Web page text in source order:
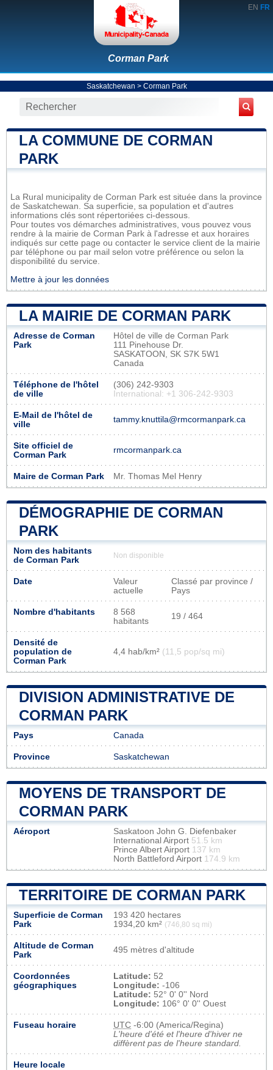
EN FR
Corman Park
Saskatchewan > Corman Park
LA COMMUNE DE CORMAN
PARK
La Rural municipality de Corman Park est située dans la province
de Saskatchewan. Sa superficie, sa population et d'autres
informations clés sont répertoriées ci-dessous.
Pour toutes vos démarches administratives, vous pouvez vous
rendre à la mairie de Corman Park à l'adresse et aux horaires
indiqués sur cette page ou contacter le service client de la mairie
par téléphone ou par mail selon votre préférence ou selon la
disponibilité du service.
Mettre à jour les données
LA MAIRIE DE CORMAN PARK
Adresse de Corman
Park
Hôtel de ville de Corman Park
111 Pinehouse Dr.
SASKATOON, SK S7K 5W1
Canada
Téléphone de l'hôtel
de ville
(306) 242-9303
International: +1 306-242-9303
E-Mail de l'hôtel de
ville
tammy.knuttila@rmcormanpark.ca
Site officiel de
Corman Park
rmcormanpark.ca
Maire de Corman Park Mr. Thomas Mel Henry
DÉMOGRAPHIE DE CORMAN
PARK
Nom des habitants
de Corman Park
Non disponible
Date
Valeur
actuelle
Classé par province /
Pays
Nombre d'habitants
8 568
habitants
19 / 464
Densité de
population de
Corman Park
4,4 hab/km² (11,5 pop/sq mi)
DIVISION ADMINISTRATIVE DE
CORMAN PARK
Pays Canada
Province Saskatchewan
MOYENS DE TRANSPORT DE
CORMAN PARK
Aéroport
Saskatoon John G. Diefenbaker
International Airport 51.5 km
Prince Albert Airport 137 km
North Battleford Airport 174.9 km
TERRITOIRE DE CORMAN PARK
Superficie de Corman
Park
193 420 hectares
1934,20 km² (746,80 sq mi)
Altitude de Corman
Park
495 mètres d'altitude
Coordonnées
géographiques
Latitude: 52
Longitude: -106
Latitude: 52° 0' 0'' Nord
Longitude: 106° 0' 0'' Ouest
Fuseau horaire UTC -6:00 (America/Regina)
L'heure d'été et l'heure d'hiver ne
diffèrent pas de l'heure standard.
Heure locale